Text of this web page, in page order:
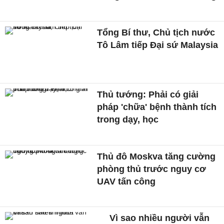
Tổng Bí thư, Chủ tịch nước
Tô Lâm tiếp Đại sứ Malaysia
Thủ tướng: Phải có giải
pháp 'chữa' bệnh thành tích
trong dạy, học
Thủ đô Moskva tăng cường
phòng thủ trước nguy cơ
UAV tấn công
Vì sao nhiều người vẫn